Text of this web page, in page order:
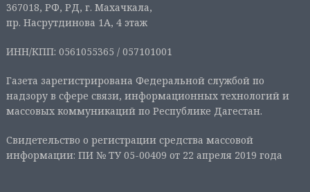
367018, РФ, РД, г. Махачкала,
пр. Насрутдинова 1А, 4 этаж
ИНН/КПП: 0561055365 / 057101001
Газета зарегистрирована Федеральной службой по
надзору в сфере связи, информационных технологий и
массовых коммуникаций по Республике Дагестан.
Свидетельство о регистрации средства массовой
информации: ПИ № ТУ 05-00409 от 22 апреля 2019 года